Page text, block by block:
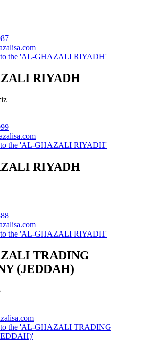
the 'AL-GHAZALI RIYADH'
RIYADH
the 'AL-GHAZALI RIYADH'
RIYADH
the 'AL-GHAZALI RIYADH'
TRADING
(JEDDAH)
the 'AL-GHAZALI TRADING